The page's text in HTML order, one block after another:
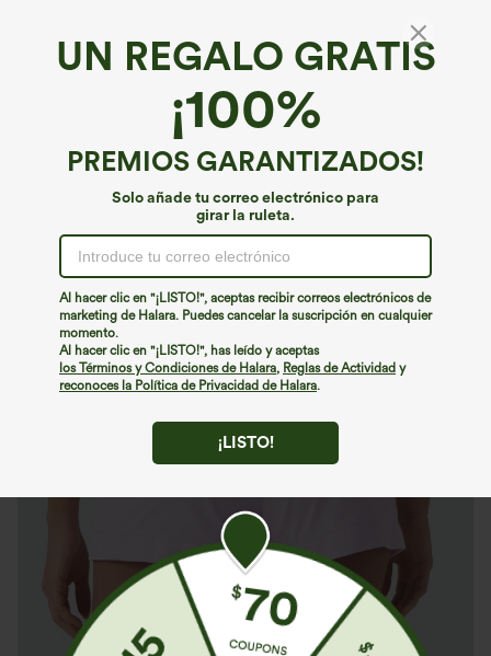
UN REGALO GRATIS
¡100%
PREMIOS GARANTIZADOS!
Solo añade tu correo electrónico para
girar la ruleta.
Al hacer clic en "¡LISTO!", aceptas recibir correos electrónicos de
marketing de Halara. Puedes cancelar la suscripción en cualquier
momento.
Al hacer clic en "¡LISTO!", has leído y aceptas
los Términos y Condiciones de Halara, Reglas de Actividad y
reconoces la Política de Privacidad de Halara.
¡LISTO!
Breezeful™*
Breezeful™ Shorts de entrenamiento 3'' de
cintura alta, de secado rápido, con bolsillos
€35,95 EUR